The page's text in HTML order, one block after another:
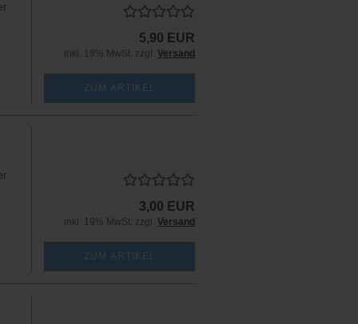
5,90 EUR
inkl. 19% MwSt. zzgl.Versand
ZUM ARTIKEL
3,00 EUR
inkl. 19% MwSt. zzgl.Versand
ZUM ARTIKEL